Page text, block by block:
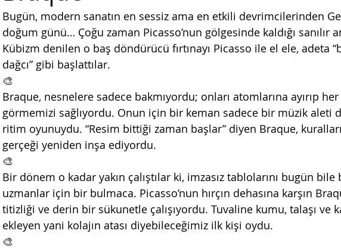
Bugün, modern sanatın en sessiz ama en etkili devrimcilerinden
doğum günü… Çoğu zaman Picasso’nun gölgesinde kaldığı sanılır
Kübizm denilen o baş döndürücü fırtınayı Picasso ile el ele, adeta
dağcı” gibi başlattılar.
🎨
Braque, nesnelere sadece bakmıyordu; onları atomlarına ayırıp her
görmemizi sağlıyordu. Onun için bir keman sadece bir müzik aleti
ritim oyunuydu. “Resim bittiği zaman başlar” diyen Braque,
gerçeği yeniden inşa ediyordu.
🎨
Bir dönem o kadar yakın çalıştılar ki, imzasız tablolarını bugün
uzmanlar için bir bulmaca. Picasso’nun hırçın dehasına karşın
titizliği ve derin bir sükunetle çalışıyordu. Tuvaline kumu, talaşı ve
ekleyen yani kolajın atası diyebileceğimiz ilk kişi oydu.
🎨